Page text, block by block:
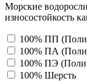
Морские
износостойкость
100% ПП
100% ПА
100% ПЭ
100% Шерсть